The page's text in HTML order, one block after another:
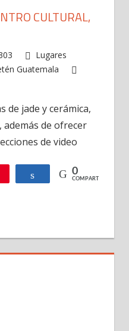
CULTURAL,
Lugares
Guatemala
Cultural,
de jade y cerámica,
además de ofrecer
de video
Compartir
0
COMPARTIR